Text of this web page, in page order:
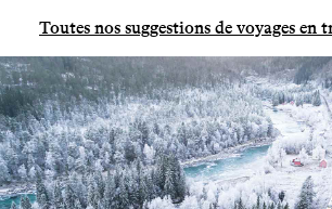
Toutes nos suggestions de voyages en